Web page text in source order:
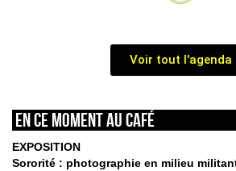
Voir tout l'agenda
En ce moment au café
EXPOSITION
Sororité : photographie en milieu